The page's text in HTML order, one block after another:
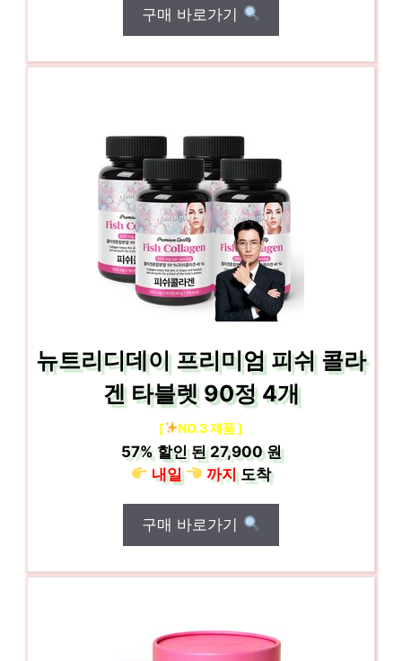
구매 바로가기
뉴트리디데이 프리미엄 피쉬 콜라
겐 타블렛 90정 4개
[ NO.3 제품 ]
57%할인 된27,900 원
내일
까지도착
구매 바로가기